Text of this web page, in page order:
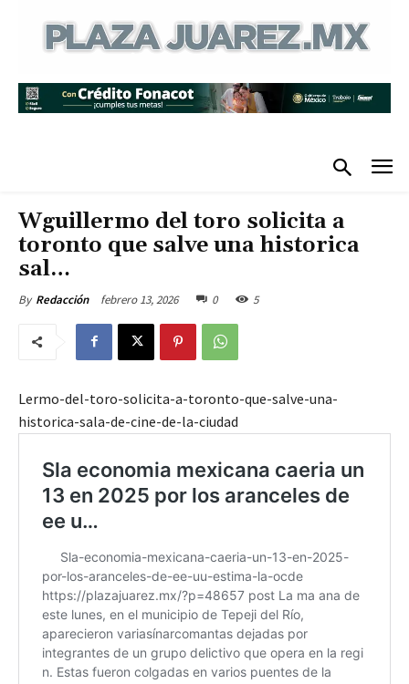
Wguillermo del toro solicita a
toronto que salve una historica
sal…
By Redacción febrero 13, 2026 0 5
Lermo-del-toro-solicita-a-toronto-que-salve-una-
historica-sala-de-cine-de-la-ciudad